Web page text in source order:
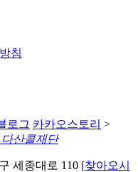
침
로그 카카오스토리 >
다산콜재단
세종대로 110 [찾아오시